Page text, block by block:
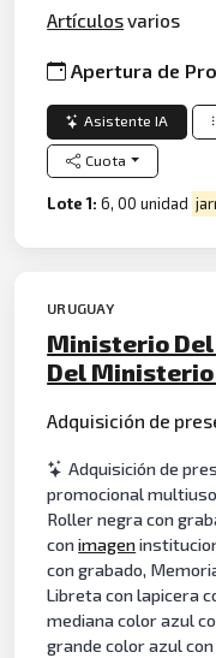
Artículosvarios
Apertura de
Asistente IA
Cuota
Lote 1:6, 00 unidad
URUGUAY
Ministerio
Del
Adquisición de
Adquisición de
promocional
Roller negra con
conimagen
con grabado,
Libreta con lapicera
mediana color azul
grande color azul